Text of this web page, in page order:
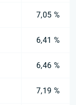
7,05 %
6,41 %
6,46 %
7,19 %